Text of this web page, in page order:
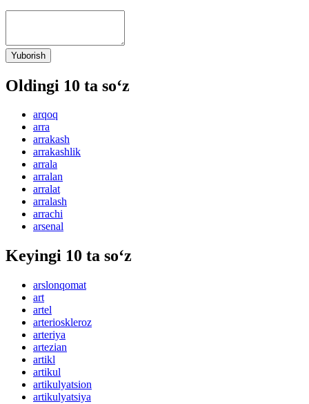
Yuborish
Oldingi 10 ta so‘z
arqoq
arra
arrakash
arrakashlik
arrala
arralan
arralat
arralash
arrachi
arsenal
Keyingi 10 ta so‘z
arslonqomat
art
artel
arterioskleroz
arteriya
artezian
artikl
artikul
artikulyatsion
artikulyatsiya